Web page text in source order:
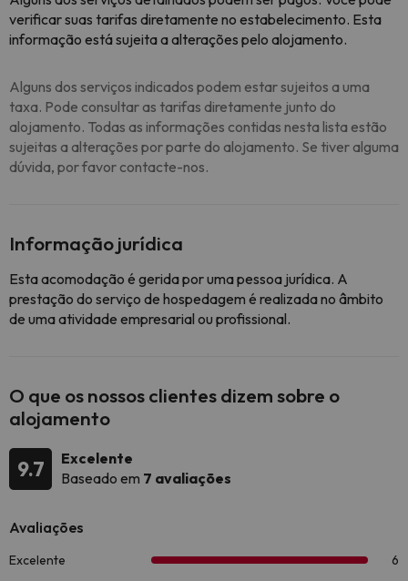
verificar suas tarifas diretamente no estabelecimento. Esta
informação está sujeita a alterações pelo alojamento.
Alguns dos serviços indicados podem estar sujeitos a uma
taxa. Pode consultar as tarifas diretamente junto do
alojamento. Todas as informações contidas nesta lista estão
sujeitas a alterações por parte do alojamento. Se tiver alguma
dúvida, por favor contacte-nos.
Informação jurídica
Esta acomodação é gerida por uma pessoa jurídica. A
prestação do serviço de hospedagem é realizada no âmbito
de uma atividade empresarial ou profissional.
O que os nossos clientes dizem sobre o
alojamento
9.7
Excelente
Baseado em 7 avaliações